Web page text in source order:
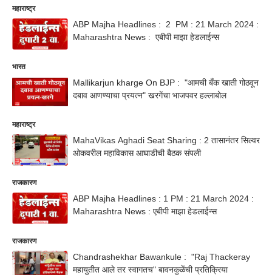
महाराष्ट्र
ABP Majha Headlines : 2 PM : 21 March 2024 :
Maharashtra News : एबीपी माझा हेडलाईन्स
भारत
Mallikarjun kharge On BJP : "आमची बँक खाती गोठवून
दबाव आणण्याचा प्रयत्न" खरगेंचा भाजपवर हल्लाबोल
महाराष्ट्र
MahaVikas Aghadi Seat Sharing : 2 तासानंतर सिल्वर
ओकवरील महाविकास आघाडीची बैठक संपली
राजकारण
ABP Majha Headlines : 1 PM : 21 March 2024 :
Maharashtra News : एबीपी माझा हेडलाईन्स
राजकारण
Chandrashekhar Bawankule : "Raj Thackeray
महायुतीत आले तर स्वागतच" बावनकुळेंची प्रतिक्रिया